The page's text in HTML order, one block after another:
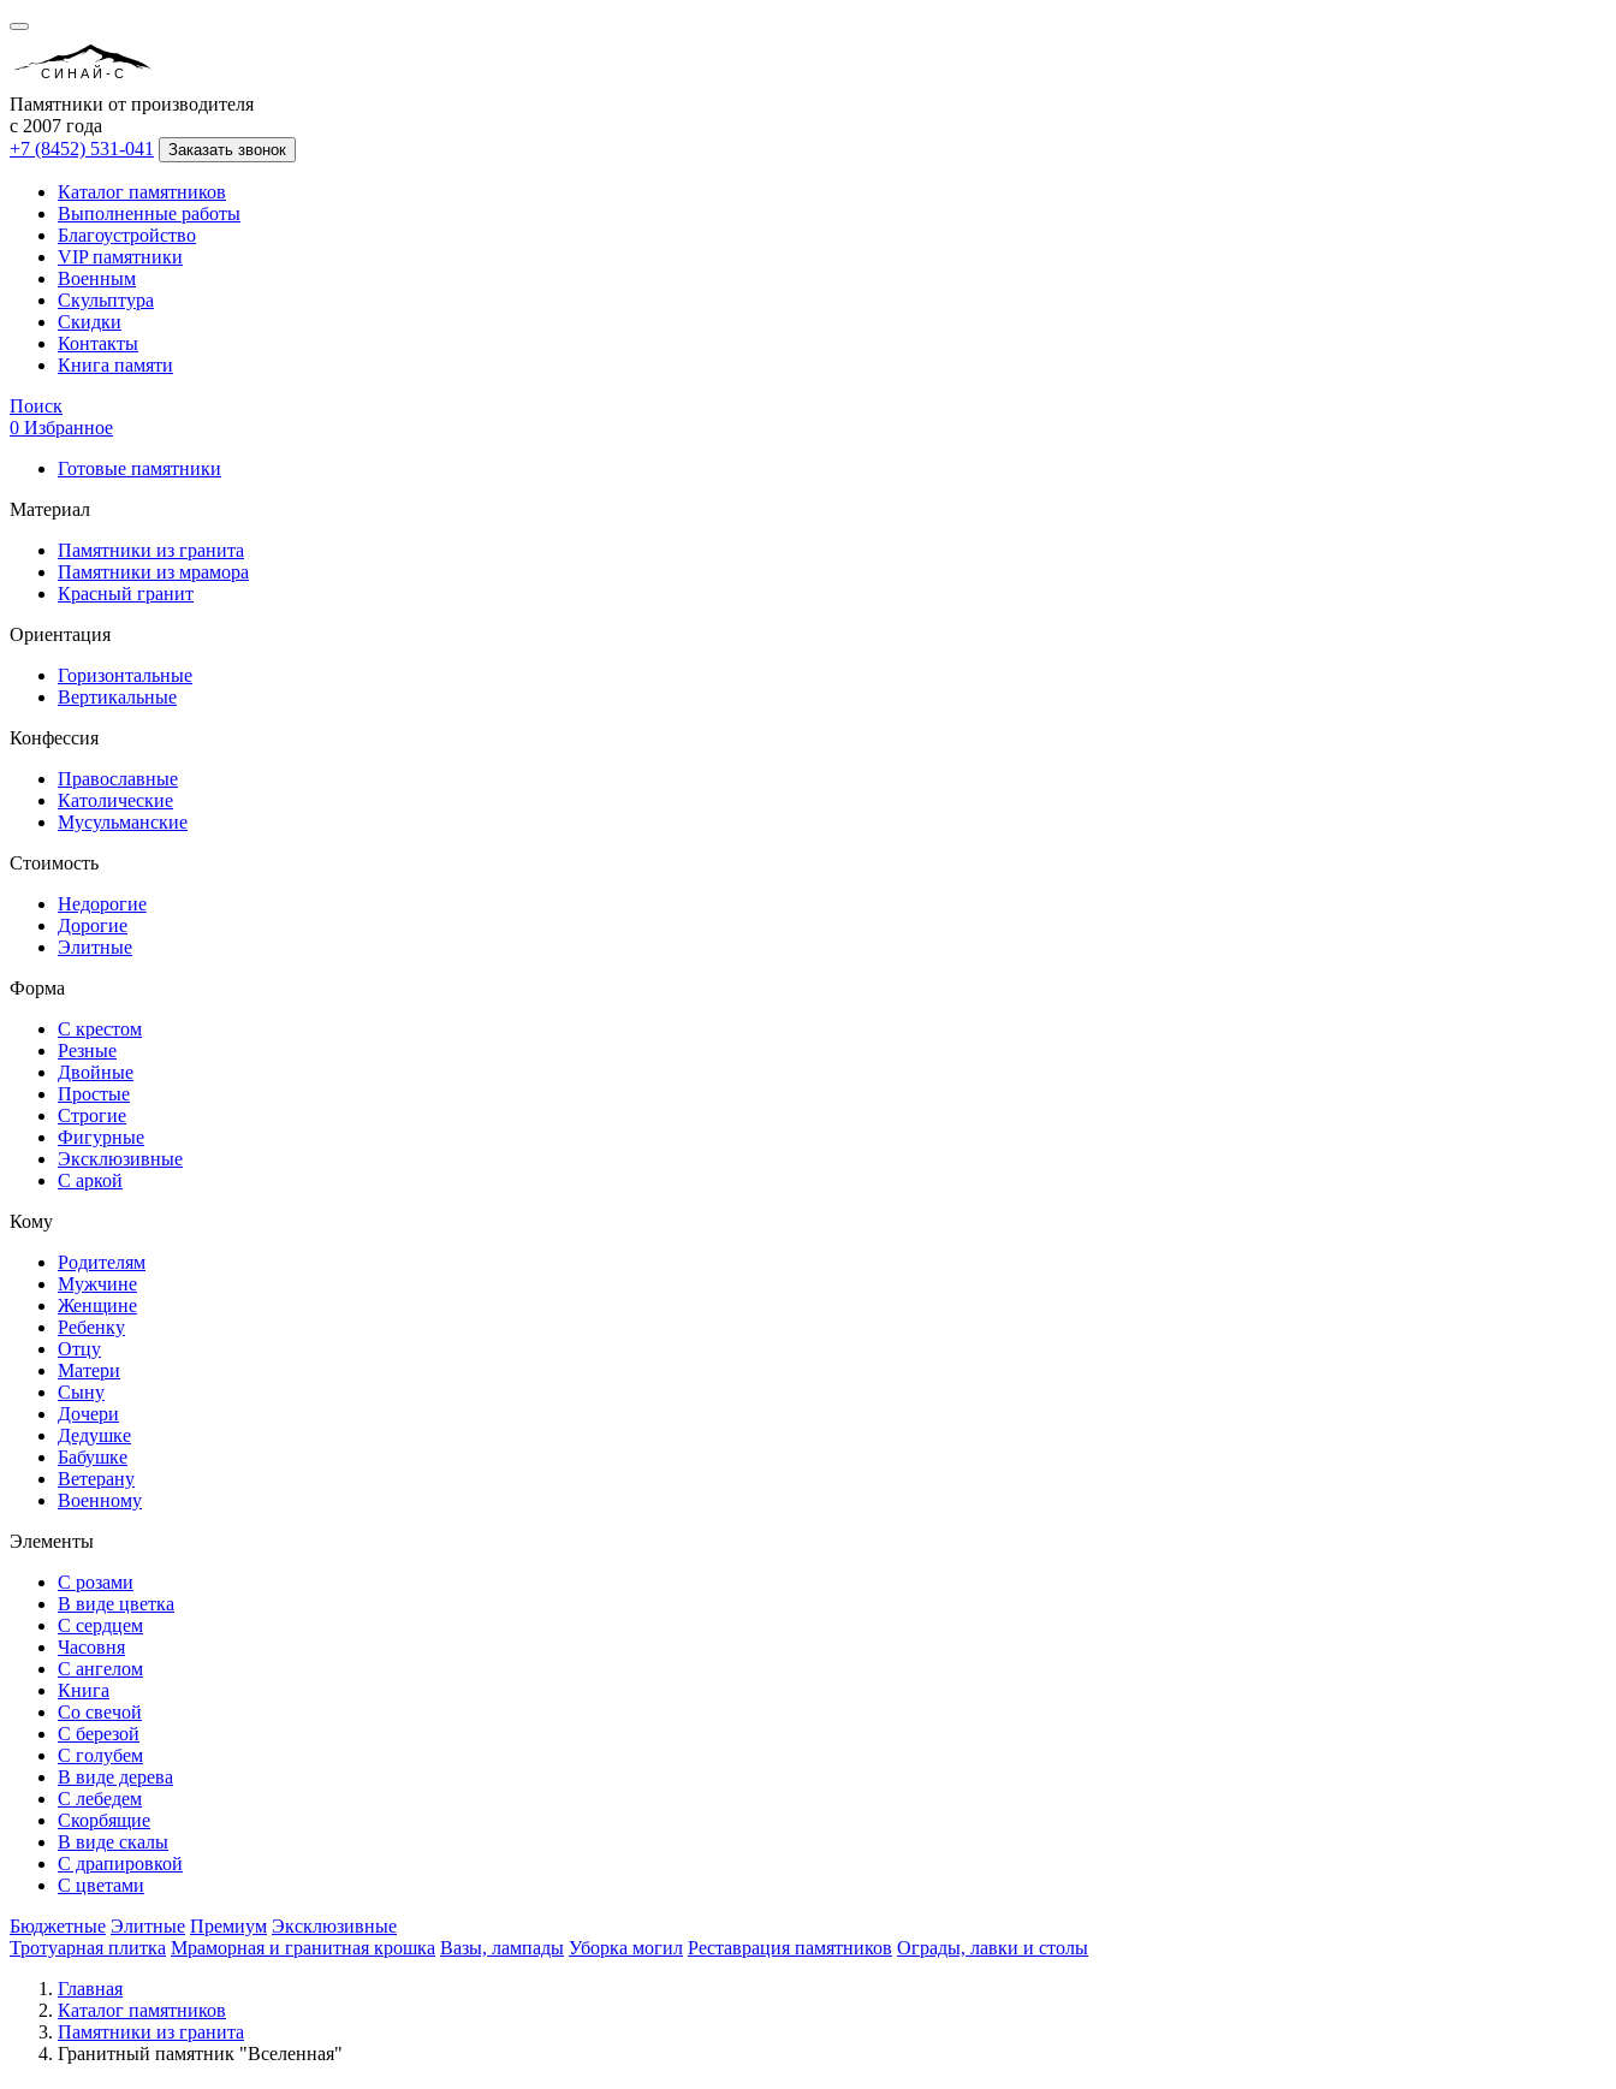
СИНАЙ-С
Памятники от производителя
с 2007 года
+7 (8452) 531-041
Заказать звонок
Каталог памятников
Выполненные работы
Благоустройство
VIP памятники
Военным
Скульптура
Скидки
Контакты
Книга памяти
Поиск
0 Избранное
Готовые памятники
Материал
Памятники из гранита
Памятники из мрамора
Красный гранит
Ориентация
Горизонтальные
Вертикальные
Конфессия
Православные
Католические
Мусульманские
Стоимость
Недорогие
Дорогие
Элитные
Форма
С крестом
Резные
Двойные
Простые
Строгие
Фигурные
Эксклюзивные
С аркой
Кому
Родителям
Мужчине
Женщине
Ребенку
Отцу
Матери
Сыну
Дочери
Дедушке
Бабушке
Ветерану
Военному
Элементы
С розами
В виде цветка
С сердцем
Часовня
С ангелом
Книга
Со свечой
С березой
С голубем
В виде дерева
С лебедем
Скорбящие
В виде скалы
С драпировкой
С цветами
Бюджетные Элитные Премиум Эксклюзивные
Тротуарная плитка Мраморная и гранитная крошка Вазы, лампады Уборка могил Реставрация памятников Ограды, лавки и столы
Главная
Каталог памятников
Памятники из гранита
Гранитный памятник "Вселенная"